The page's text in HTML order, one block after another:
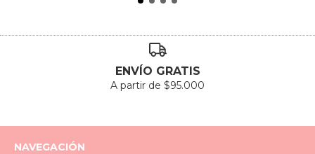
ENVÍO GRATIS
A partir de $95.000
NAVEGACIÓN